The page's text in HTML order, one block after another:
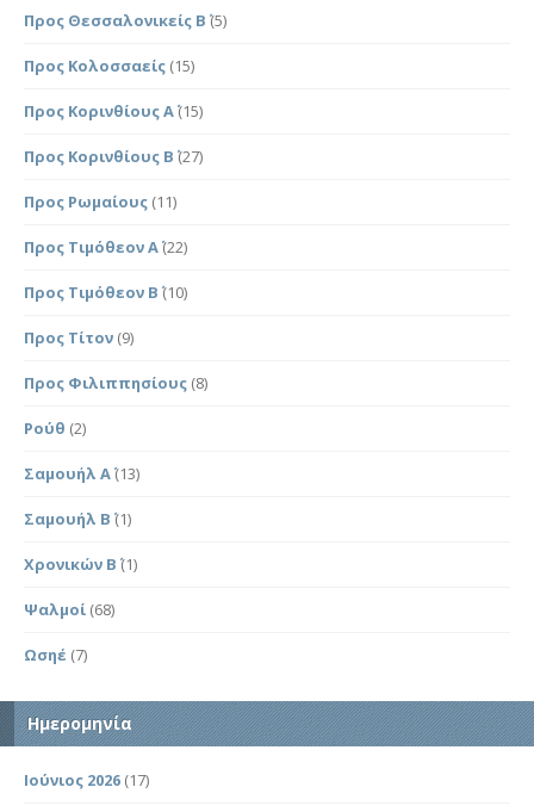
Προς Θεσσαλονικείς Β΄ (5)
Προς Κολοσσαείς (15)
Προς Κορινθίους Α΄(15)
Προς Κορινθίους Β΄ (27)
Προς Ρωμαίους (11)
Προς Τιμόθεον Α΄(22)
Προς Τιμόθεον Β΄ (10)
Προς Τίτον (9)
Προς Φιλιππησίους (8)
Ρούθ (2)
Σαμουήλ Α΄(13)
Σαμουήλ Β΄ (1)
Χρονικών Β΄ (1)
Ψαλμοί (68)
Ωσηέ (7)
Ημερομηνία
Ιούνιος 2026 (17)